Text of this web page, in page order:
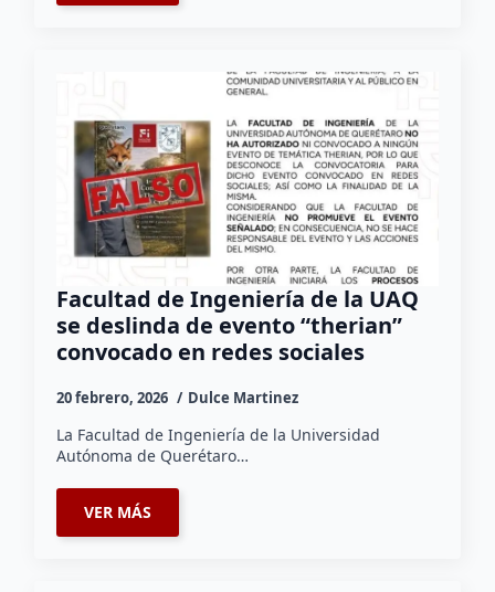
Facultad de Ingeniería de la UAQ
se deslinda de evento “therian”
convocado en redes sociales
20 febrero, 2026 Dulce Martinez
La Facultad de Ingeniería de la Universidad
Autónoma de Querétaro…
VER MÁS